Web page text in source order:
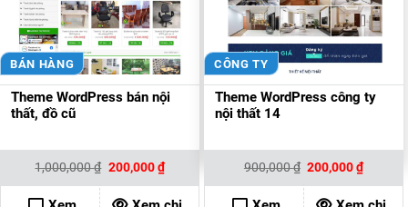
BÁN HÀNG
Theme WordPress bán nội
thất, đồ cũ
1,000,000₫ Giá
là:
1,000,000 ₫.
200,000₫Giá
hiện
tại
là:
CÔNG TY
Theme WordPress công ty
nội thất 14
900,000₫ Giá
là:
900,000 ₫.
200,000₫Giá
hiện
tại
là: